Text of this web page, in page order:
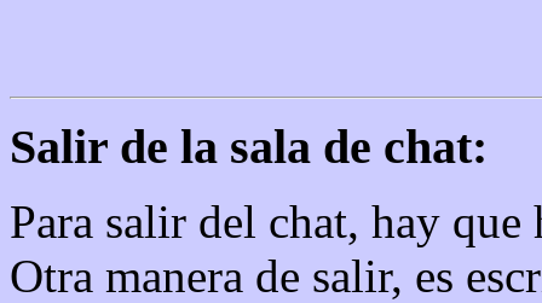
Salir de la sala de chat:
Para salir del chat, hay
Otra manera de salir, es